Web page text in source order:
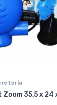
35.5 x 24